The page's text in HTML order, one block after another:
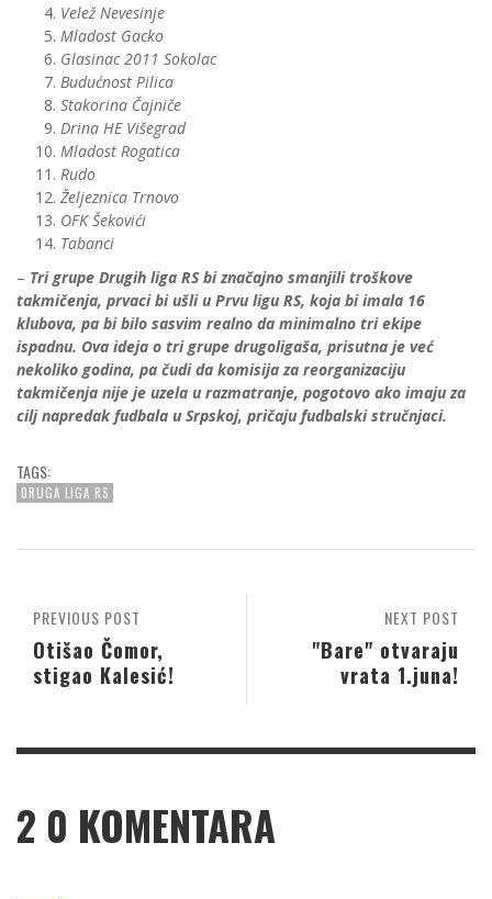
Velež Nevesinje
Mladost Gacko
Glasinac 2011 Sokolac
Budućnost Pilica
Stakorina Čajniče
Drina HE Višegrad
Mladost Rogatica
Rudo
Željeznica Trnovo
OFK Šekovići
Tabanci
– Tri grupe Drugih liga RS bi značajno smanjili troškove
takmičenja, prvaci bi ušli u Prvu ligu RS, koja bi imala 16
klubova, pa bi bilo sasvim realno da minimalno tri ekipe
ispadnu. Ova ideja o tri grupe drugoligaša, prisutna je već
nekoliko godina, pa čudi da komisija za reorganizaciju
takmičenja nije je uzela u razmatranje, pogotovo ako imaju za
cilj napredak fudbala u Srpskoj, pričaju fudbalski stručnjaci.
TAGS:
DRUGA LIGA RS
NEXT POST
"Bare" otvaraju
vrata 1.juna!
PREVIOUS POST
Otišao Čomor,
stigao Kalesić!
2 0 KOMENTARA